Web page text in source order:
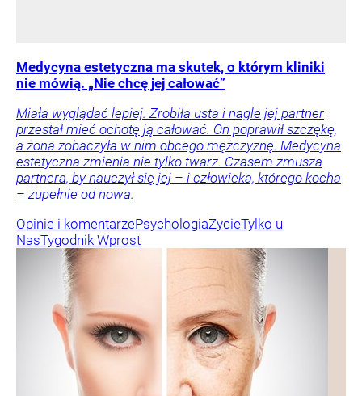
Medycyna estetyczna ma skutek, o którym kliniki
nie mówią. „Nie chcę jej całować”
Miała wyglądać lepiej. Zrobiła usta i nagle jej partner
przestał mieć ochotę ją całować. On poprawił szczękę,
a żona zobaczyła w nim obcego mężczyznę. Medycyna
estetyczna zmienia nie tylko twarz. Czasem zmusza
partnera, by nauczył się jej – i człowieka, którego kocha
– zupełnie od nowa.
Opinie i komentarzePsychologiaŻycieTylko u
NasTygodnik Wprost